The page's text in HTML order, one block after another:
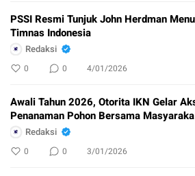
PSSI Resmi Tunjuk John Herdman
Timnas Indonesia
Redaksi
0 0 4/01/2026
Awali Tahun 2026, Otorita IKN Gelar
Penanaman Pohon Bersama Masyaraka
Redaksi
0 0 3/01/2026